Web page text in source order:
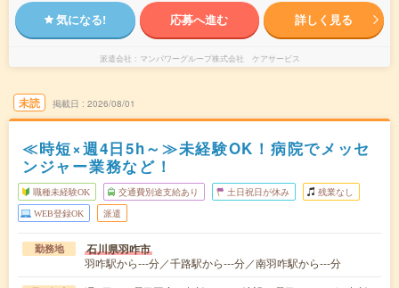
気になる! 応募へ進む 詳しく見る
派遣会社 マンパワーグループ株式会社 ケアサービス
未読 掲載日 2026/08/01
≪時短×週4日5h～≫未経験OK！病院でメッセ
ンジャー業務など！
職種未経験OK 交通費別途支給あり 土日祝日が休み 残業なし
WEB登録OK 派遣
勤務地 石川県羽咋市
羽咋駅から---分／千路駅から---分／南羽咋駅から---分